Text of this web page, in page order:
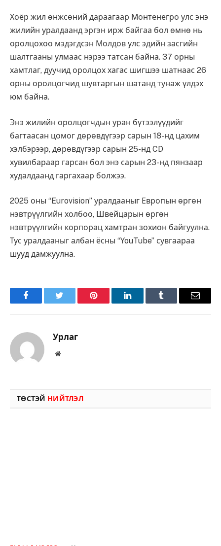
Хоёр жил өнжсөний дараагаар Монтенегро улс энэ
жилийн уралдаанд эргэн ирж байгаа бол өмнө нь
оролцохоо мэдэгдсэн Молдов улс эдийн засгийн
шалтгааны улмаас нэрээ татсан байна. 37 орны
хамтлаг, дуучид оролцох хагас шигшээ шатнаас 26
орны оролцогчид шувтаргын шатанд тунаж үлдэх
юм байна.
Энэ жилийн оролцогчдын уран бүтээлүүдийг
багтаасан цомог дөрөвдүгээр сарын 18-нд цахим
хэлбэрээр, дөрөвдүгээр сарын 25-нд CD
хувилбараар гарсан бол энэ сарын 23-нд пянзаар
худалдаанд гаргахаар болжээ.
2025 оны “Eurovision” уралдааныг Европын өргөн
нэвтрүүлгийн холбоо, Швейцарын өргөн
нэвтрүүлгийн корпорац хамтран зохион байгуулна.
Тус уралдааныг албан ёсны “YouTube” сувгаараа
шууд дамжуулна.
FacebookTwitter Pinterest LinkedInTumblr Имэйл
Урлаг
Вэбсайт
ТӨСТЭЙ НИЙТЛЭЛ